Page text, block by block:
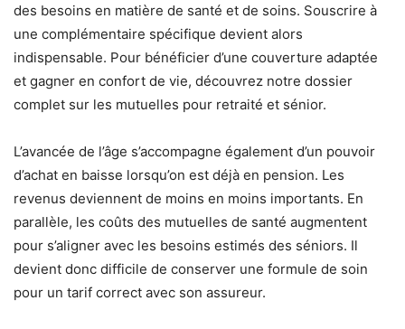
des besoins en matière de santé et de soins. Souscrire à
une complémentaire spécifique devient alors
indispensable. Pour bénéficier d’une couverture adaptée
et gagner en confort de vie, découvrez notre dossier
complet sur les mutuelles pour retraité et sénior.
L’avancée de l’âge s’accompagne également d’un pouvoir
d’achat en baisse lorsqu’on est déjà en pension. Les
revenus deviennent de moins en moins importants. En
parallèle, les coûts des mutuelles de santé augmentent
pour s’aligner avec les besoins estimés des séniors. Il
devient donc difficile de conserver une formule de soin
pour un tarif correct avec son assureur.